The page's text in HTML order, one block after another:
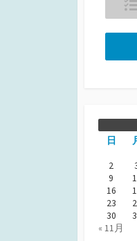
日
2
9
16
23
30
« 11月